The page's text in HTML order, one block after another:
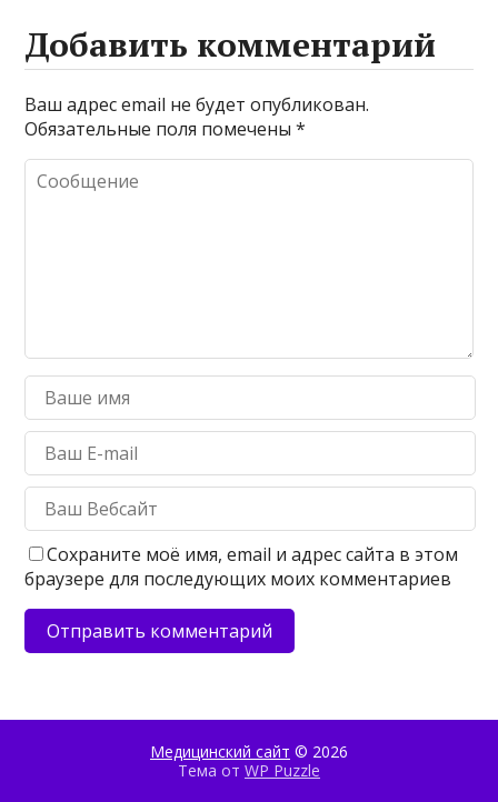
Добавить комментарий
Ваш адрес email не будет опубликован.
Обязательные поля помечены*
Сохраните моё имя, email и адрес сайта в этом
браузере для последующих моих комментариев
Медицинский сайт © 2026
Тема от WP Puzzle